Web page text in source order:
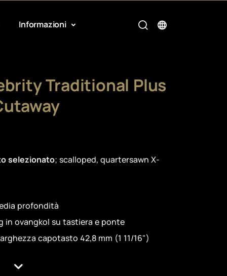
Informazioni
Traditional Plus
selezionato; scalloped, quartersawn X-
profondità
in ovangkol su tastiera e ponte
capotasto 42,8 mm (1 11/16")